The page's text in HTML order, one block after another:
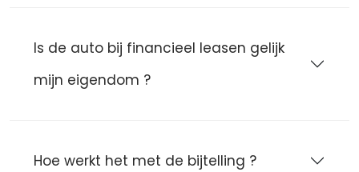
Is de auto bij financieel leasen gelijk
mijn eigendom ?
Hoe werkt het met de bijtelling ?